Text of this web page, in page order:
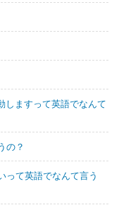
しますって英語でなんて
の？
って英語でなんて言う